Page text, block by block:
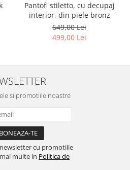
Pantofi stiletto, cu decupaj
interior, din piele bronz
649,00 Lei
499,00 Lei
si promotiile noastre
cu promotiile
multe in Politica de